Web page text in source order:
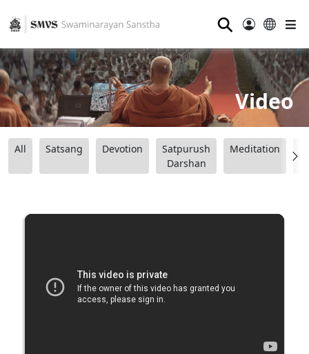
⚲
Video
All Satsang Devotion
Satpurush
Darshan
Meditation